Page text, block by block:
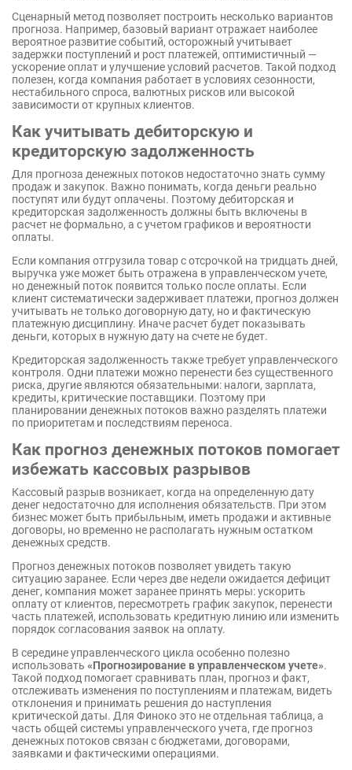
Сценарный метод позволяет построить несколько вариантов
прогноза. Например, базовый вариант отражает наиболее
вероятное развитие событий, осторожный учитывает
задержки поступлений и рост платежей, оптимистичный —
ускорение оплат и улучшение условий расчетов. Такой подход
полезен, когда компания работает в условиях сезонности,
нестабильного спроса, валютных рисков или высокой
зависимости от крупных клиентов.
Как учитывать дебиторскую и
кредиторскую задолженность
Для прогноза денежных потоков недостаточно знать сумму
продаж и закупок. Важно понимать, когда деньги реально
поступят или будут оплачены. Поэтому дебиторская и
кредиторская задолженность должны быть включены в
расчет не формально, а с учетом графиков и вероятности
оплаты.
Если компания отгрузила товар с отсрочкой на тридцать дней,
выручка уже может быть отражена в управленческом учете,
но денежный поток появится только после оплаты. Если
клиент систематически задерживает платежи, прогноз должен
учитывать не только договорную дату, но и фактическую
платежную дисциплину. Иначе расчет будет показывать
деньги, которых в нужную дату на счете не будет.
Кредиторская задолженность также требует управленческого
контроля. Одни платежи можно перенести без существенного
риска, другие являются обязательными: налоги, зарплата,
кредиты, критические поставщики. Поэтому при
планировании денежных потоков важно разделять платежи
по приоритетам и последствиям переноса.
Как прогноз денежных потоков помогает
избежать кассовых разрывов
Кассовый разрыв возникает, когда на определенную дату
денег недостаточно для исполнения обязательств. При этом
бизнес может быть прибыльным, иметь продажи и активные
договоры, но временно не располагать нужным остатком
денежных средств.
Прогноз денежных потоков позволяет увидеть такую
ситуацию заранее. Если через две недели ожидается дефицит
денег, компания может заранее принять меры: ускорить
оплату от клиентов, пересмотреть график закупок, перенести
часть платежей, использовать кредитную линию или изменить
порядок согласования заявок на оплату.
В середине управленческого цикла особенно полезно
использовать «Прогнозирование в управленческом учете».
Такой подход помогает сравнивать план, прогноз и факт,
отслеживать изменения по поступлениям и платежам, видеть
отклонения и принимать решения до наступления
критической даты. Для Финоко это не отдельная таблица, а
часть общей системы управленческого учета, где прогноз
денежных потоков связан с бюджетами, договорами,
заявками и фактическими операциями.